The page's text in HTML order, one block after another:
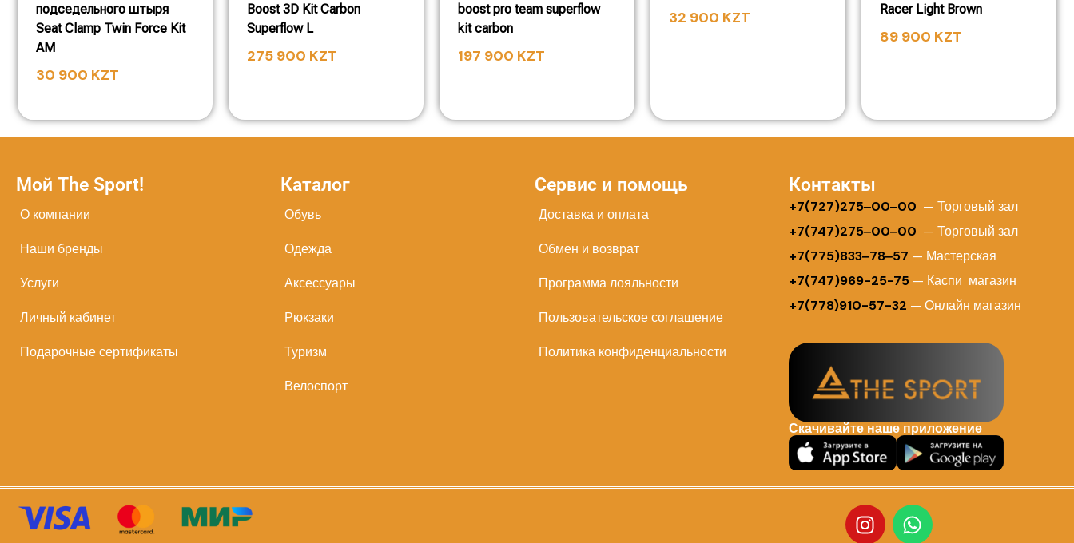
подседельного штыря
Seat Clamp Twin Force Kit
AM
30 900 KZT
Boost 3D Kit Carbon
Superflow L
275 900 KZT
boost pro team superflow
kit carbon
197 900 KZT
32 900 KZT
Racer Light Brown
89 900 KZT
Мой The Sport!
О компании
Наши бренды
Услуги
Личный кабинет
Подарочные сертификаты
Каталог
Обувь
Одежда
Аксессуары
Рюкзаки
Туризм
Велоспорт
Сервис и помощь
Доставка и оплата
Обмен и возврат
Программа лояльности
Пользовательское соглашение
Политика конфиденциальности
Контакты
+7(727)275‒00‒00 — Торговый зал
+7(747)275‒00‒00 — Торговый зал
+7(775)833‒78‒57 — Мастерская
+7(747)969-25-75— Каспи магазин
+7(778)910-57-32 — Онлайн магазин
Скачивайте наше приложение